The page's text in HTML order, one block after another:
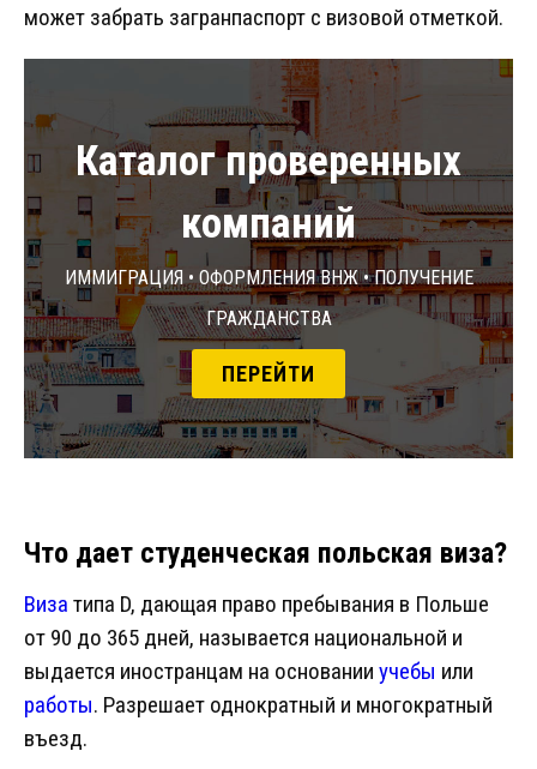
может забрать загранпаспорт с визовой отметкой.
Каталог проверенных
компаний
Иммиграция • Оформления ВНЖ • Получение
гражданства
ПЕРЕЙТИ
Что дает студенческая польская виза?
Виза типа D, дающая право пребывания в Польше
от 90 до 365 дней, называется национальной и
выдается иностранцам на основании учебы или
работы. Разрешает однократный и многократный
въезд.